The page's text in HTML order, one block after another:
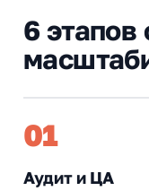
6 этапов
01
Аудит и ЦА